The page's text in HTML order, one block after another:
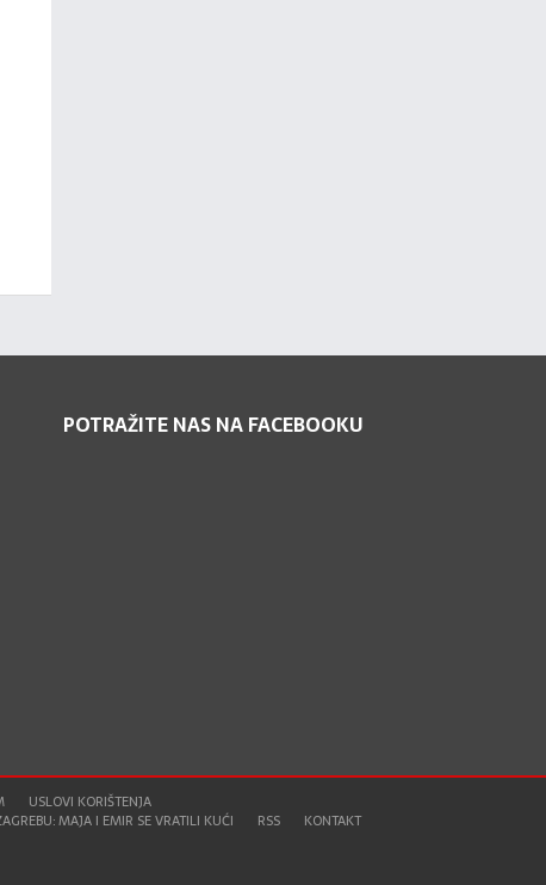
POTRAŽITE NAS NA FACEBOOKU
USLOVI KORIŠTENJA
MAJA I EMIR SE VRATILI KUĆI
RSS KONTAKT